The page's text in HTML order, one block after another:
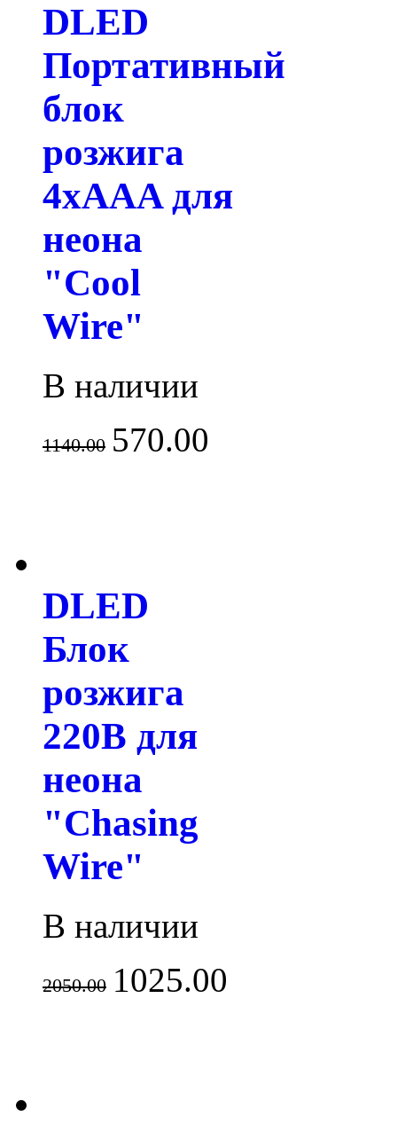
DLED
Портативный
блок
розжига
4xAAA для
неона
"Cool
Wire"
В наличии
1140.00 570.00
DLED
Блок
розжига
220В для
неона
"Chasing
Wire"
В наличии
2050.00 1025.00